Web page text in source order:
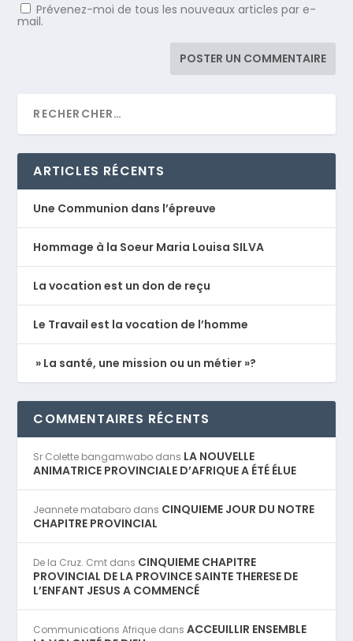
Prévenez-moi de tous les nouveaux articles par e-
mail.
ARTICLES RÉCENTS
Une Communion dans l’épreuve
Hommage à la Soeur Maria Louisa SILVA
La vocation est un don de reçu
Le Travail est la vocation de l’homme
» La santé, une mission ou un métier »?
COMMENTAIRES RÉCENTS
Sr Colette bangamwabo dans LA NOUVELLE
ANIMATRICE PROVINCIALE D’AFRIQUE A ÉTÉ ÉLUE
Jeannete matabaro dans CINQUIEME JOUR DU NOTRE
CHAPITRE PROVINCIAL
De la Cruz. Cmt dans CINQUIEME CHAPITRE
PROVINCIAL DE LA PROVINCE SAINTE THERESE DE
L’ENFANT JESUS A COMMENCÉ
Communications Afrique dansACCEUILLIR ENSEMBLE